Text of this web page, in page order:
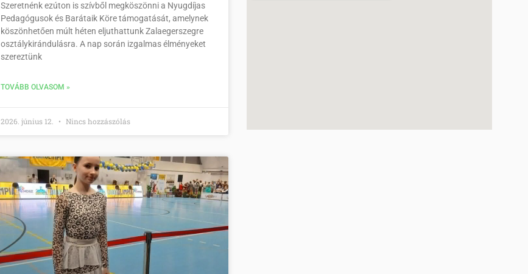
Szeretnénk ezúton is szívből megköszönni a Nyugdíjas
Pedagógusok és Barátaik Köre támogatását, amelynek
köszönhetően múlt héten eljuthattunk Zalaegerszegre
osztálykirándulásra. A nap során izgalmas élményeket
szereztünk
TOVÁBB OLVASOM »
2026. június 12. Nincs hozzászólás